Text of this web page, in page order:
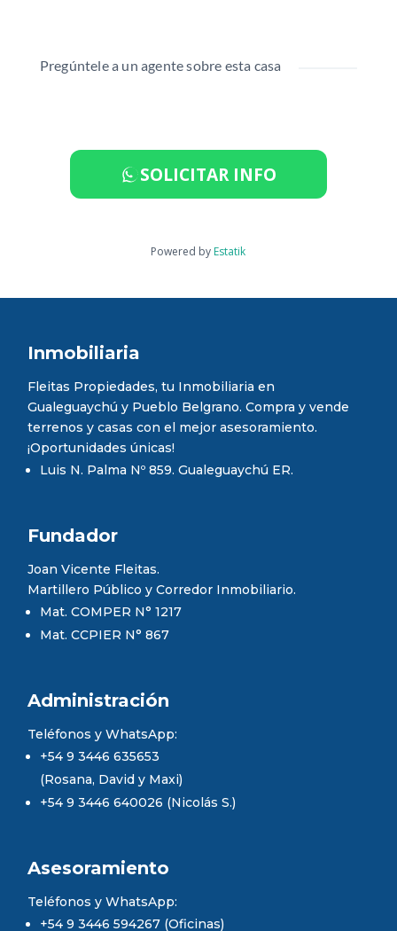
Pregúntele a un agente sobre esta casa
SOLICITAR INFO
Powered by Estatik
Inmobiliaria
Fleitas Propiedades, tu Inmobiliaria en
Gualeguaychú y Pueblo Belgrano. Compra y vende
terrenos y casas con el mejor asesoramiento.
¡Oportunidades únicas!
Luis N. Palma Nº 859. Gualeguaychú ER.
Fundador
Joan Vicente Fleitas.
Martillero Público y Corredor Inmobiliario.
Mat. COMPER N° 1217
Mat. CCPIER N° 867
Administración
Teléfonos y WhatsApp:
+54 9 3446 635653
(Rosana, David y Maxi)
+54 9 3446 640026 (Nicolás S.)
Asesoramiento
Teléfonos y WhatsApp:
+54 9 3446 594267 (Oficinas)